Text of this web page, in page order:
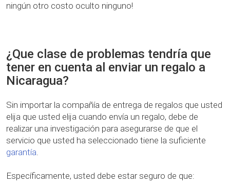
ningún otro costo oculto ninguno!
¿Que clase de problemas tendría que
tener en cuenta al enviar un regalo a
Nicaragua?
Sin importar la compañía de entrega de regalos que usted
elija que usted elija cuando envía un regalo, debe de
realizar una investigación para asegurarse de que el
servicio que usted ha seleccionado tiene la suficiente
garantía.
Específicamente, usted debe estar seguro de que: